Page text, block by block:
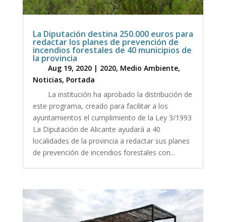
La Diputación destina 250.000 euros para
redactar los planes de prevención de
incendios forestales de 40 municipios de
la provincia
Aug 19, 2020| 2020, Medio Ambiente,
Noticias, Portada
La institución ha aprobado la distribución de
este programa, creado para facilitar a los
ayuntamientos el cumplimiento de la Ley 3/1993
La Diputación de Alicante ayudará a 40
localidades de la provincia a redactar sus planes
de prevención de incendios forestales con...